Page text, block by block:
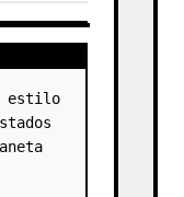
estilo